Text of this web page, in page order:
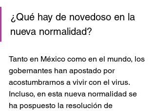
¿Qué hay de novedoso en la
nueva normalidad?
Tanto en México como en el mundo, los
gobernantes han apostado por
acostumbrarnos a vivir con el virus.
Incluso, en esta nueva normalidad se
ha pospuesto la resolución de